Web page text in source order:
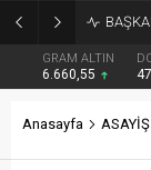
GRAM ALTIN
6.660,55
Anasayfa ASAYİŞ